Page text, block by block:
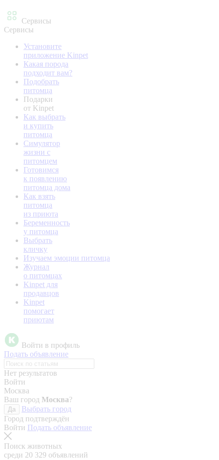
Сервисы
Сервисы
Установите
приложение Kinpet
Какая порода
подходит вам?
Подобрать
питомца
Подарки
от Kinpet
Как выбрать
и купить
питомца
Симулятор
жизни с
питомцем
Готовимся
к появлению
питомца дома
Как взять
питомца
из приюта
Беременность
у питомца
Выбрать
кличку
Изучаем эмоции питомца
Журнал
о питомцах
Kinpet для
продавцов
Kinpet
помогает
приютам
Войти в профиль
Подать объявление
Нет результатов
Войти
Москва
Ваш город Москва?
Да
Выбрать город
Город подтверждён
Войти Подать объявление
Поиск животных
среди 20 329 объявлений